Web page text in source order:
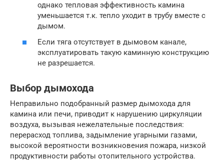
однако тепловая эффективность камина
уменьшается т.к. тепло уходит в трубу вместе с
дымом.
Если тяга отсутствует в дымовом канале,
эксплуатировать такую каминную конструкцию
не разрешается.
Выбор дымохода
Неправильно подобранный размер дымохода для
камина или печи, приводит к нарушению циркуляции
воздуха, вызывая нежелательные последствия:
перерасход топлива, задымление угарными газами,
высокой вероятности возникновения пожара, низкой
продуктивности работы отопительного устройства.